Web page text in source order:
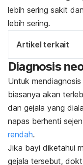
lebih sering sakit
lebih sering.
Artikel terkait
Diagnosis
Untuk
biasanya akan
dan gejala yang
napas berhenti
rendah.
Jika bayi diketahui
gejala tersebut,